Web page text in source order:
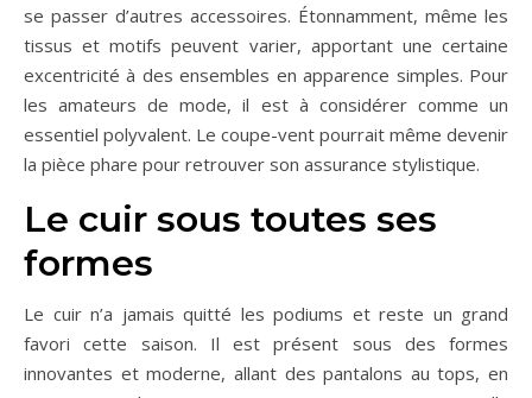
se passer d’autres accessoires. Étonnamment, même les
tissus et motifs peuvent varier, apportant une certaine
excentricité à des ensembles en apparence simples. Pour
les amateurs de mode, il est à considérer comme un
essentiel polyvalent. Le coupe-vent pourrait même devenir
la pièce phare pour retrouver son assurance stylistique.
Le cuir sous toutes ses
formes
Le cuir n’a jamais quitté les podiums et reste un grand
favori cette saison. Il est présent sous des formes
innovantes et moderne, allant des pantalons au tops, en